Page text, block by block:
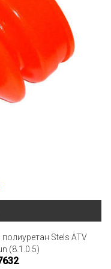
Stels ATV
(8.1.0.5)